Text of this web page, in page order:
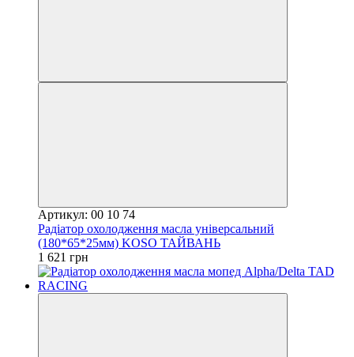
Артикул: 00 10 74
Радіатор охолодження масла універсальний
(180*65*25мм) KOSO ТАЙВАНЬ
1 621 грн